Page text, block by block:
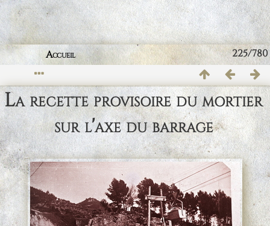
225/780
Accueil
La recette provisoire du mortier
sur l'axe du barrage